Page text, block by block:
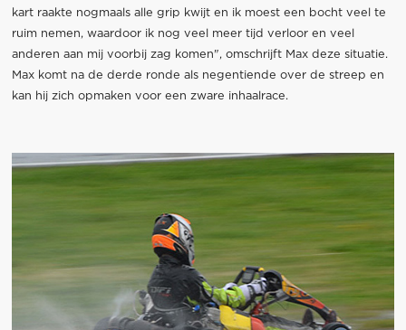
kart raakte nogmaals alle grip kwijt en ik moest een bocht veel te
ruim nemen, waardoor ik nog veel meer tijd verloor en veel
anderen aan mij voorbij zag komen", omschrijft Max deze situatie.
Max komt na de derde ronde als negentiende over de streep en
kan hij zich opmaken voor een zware inhaalrace.